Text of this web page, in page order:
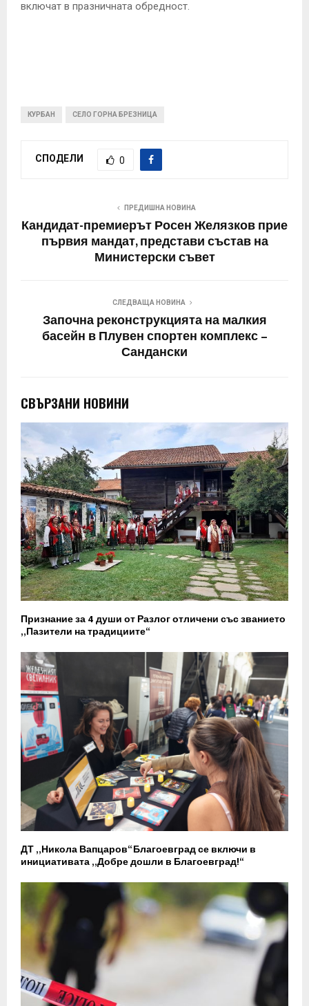
включат в празничната обредност.
КУРБАН СЕЛО ГОРНА БРЕЗНИЦА
СПОДЕЛИ 0
ПРЕДИШНА НОВИНА
Кандидат-премиерът Росен Желязков прие
първия мандат, представи състав на
Министерски съвет
СЛЕДВАЩА НОВИНА
Започна реконструкцията на малкия
басейн в Плувен спортен комплекс –
Сандански
СВЪРЗАНИ НОВИНИ
Признание за 4 души от Разлог отличени със званието
„Пазители на традициите“
ДТ „Никола Вапцаров“ Благоевград се включи в
инициативата „Добре дошли в Благоевград!“